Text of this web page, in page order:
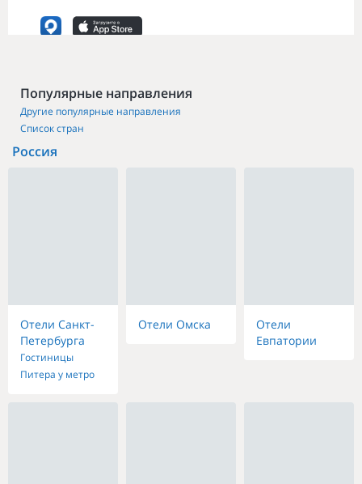
Популярные направления
Другие популярные направления
Список стран
Россия
Отели Санкт-
Петербурга
Гостиницы
Питера у метро
Отели Омска
Отели
Евпатории